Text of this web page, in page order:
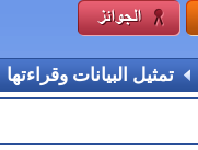
تمثيل البيانات وقراءتها